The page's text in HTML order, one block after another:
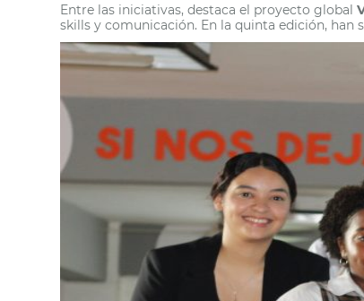
Entre las iniciativas, destaca el proyecto global
skills y comunicación. En la quinta edición, han